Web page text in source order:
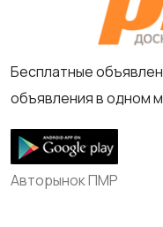
Бесплатные
объявления в одном
Авторынок ПМР